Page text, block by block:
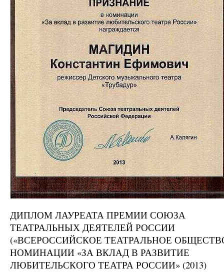
ДИПЛОМ ЛАУРЕАТА ПРЕМИИ СОЮЗА
ТЕАТРАЛЬНЫХ ДЕЯТЕЛЕЙ РОССИИ
(«ВСЕРОССИЙСКОЕ ТЕАТРАЛЬНОЕ
НОМИНАЦИИ «ЗА ВКЛАД В РАЗВИТИЕ
ЛЮБИТЕЛЬСКОГО ТЕАТРА РОССИИ» (2013)